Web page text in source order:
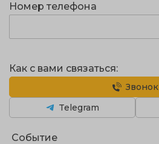
Номер телефона
Событие
Как с вами связаться:
Звонок
Telegram